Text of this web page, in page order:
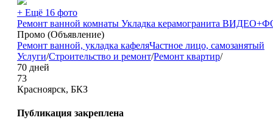
+ Ещё 16 фото
Ремонт ванной комнаты Укладка керамогранита
Промо (Объявление)
Ремонт ванной, укладка кафеляЧастное лицо, самозанятый
Услуги/Строительство и ремонт/Ремонт квартир/
70 дней
73
Красноярск, БКЗ
Публикация закреплена